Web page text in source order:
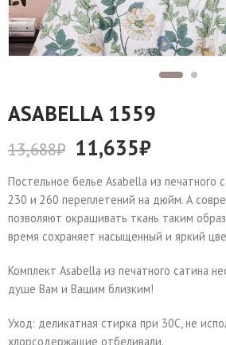
АSABELLA 1559
13,688₽ 11,635₽
Постельное белье Asabella из печатного
230 и 260 переплетений на дюйм. А
позволяют окрашивать ткань таким
время сохраняет насыщенный и яркий
Комплект Asabella из печатного сатина
душе Вам и Вашим близким!
Уход: деликатная стирка при 30С, не
хлорсодержащие отбеливали.